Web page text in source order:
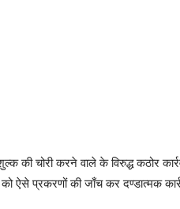
चोरी करने वाले के विरुद्ध कठोर
ऐसे प्रकरणों की जाँच कर दण्डात्मक